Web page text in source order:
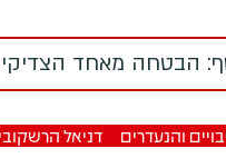
הבטחה מאחד
והנעדרים דניאל